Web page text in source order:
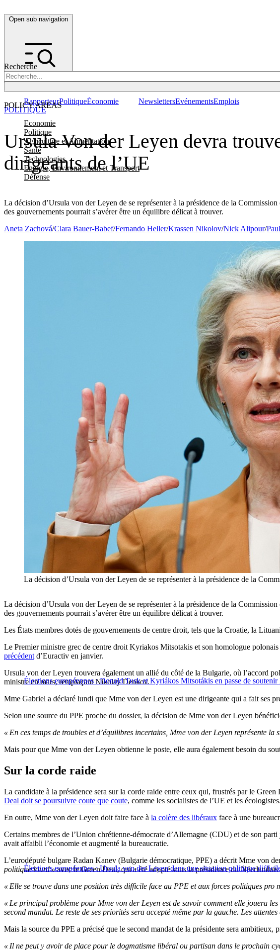
Open sub navigation
Recherche
POLICY AREAS
Economie
Politique
Agriculture et Alimentation
Santé
Technologies
Energie, Environnement et Transport
Défense
RapporteurPolitiqueÉconomie NewslettersEvénementsEmplois
Ursula Von der Leyen devra
dirigeants de l’UE
La décision d’Ursula von der Leyen de se représenter à la présidence de la
des gouvernements pourrait s’avérer être un équilibre délicat à trouver.
POLITIQUE
Aneta Zachová/Clara Bauer-Babef/Fernando Heller/Krassen Nikolov/Nick Alipour/
La décision d’Ursula von der Leyen de se représenter à la présidence de la
La décision d’Ursula von der Leyen de se représenter à la présidence de la
des gouvernements pourrait s’avérer être un équilibre délicat à trouver.
Les États membres dotés de gouvernements de centre droit, tels que la Croatie, la
Le Premier ministre grec de centre droit Kyriakos Mitsotakis et son homologue
précédent d’Euractiv en janvier.
Élections européennes : Donald Tusk et Kyriákos Mitsotákis en passe de
Ursula von der Leyen trouvera également un allié du côté de la Bulgarie, où l’accord
ministre en mars, remplaçant Nikolay Denkov.
Mme Gabriel a déclaré lundi que Mme von der Leyen est une dirigeante qui a fait ses
Selon une source du PPE proche du dossier, la décision de Mme von der Leyen
« En ces temps de troubles et d’équilibres incertains, Mme von der Leyen représente la
Mais pour que Mme von der Leyen obtienne le poste, elle aura également besoin du
Sur la corde raide
La candidate à la présidence sera sur la corde raide entre ceux qui, frustrés par le
Deal doit se poursuivre coute que coute, comme les socialistes de l’UE et les écologistes.
En outre, Mme von der Leyen doit faire face à la colère des libéraux face à une
Certains membres de l’Union chrétienne-démocrate d’Allemagne (CDU) et de son
avait affaibli l’économie et augmenté la bureaucratie.
Élections européennes : Ursula von der Leyen dans une situation politique
L’eurodéputé bulgare Radan Kanev (Bulgarie démocratique, PPE) a décrit Mme von
politique lourd »avec le Green Deal, qui a été adopté sous la présidence du
« Elle se trouve dans une position très difficile face au PPE et aux forces politiques pro
« Le principal problème pour Mme von der Leyen est de savoir comment elle jouera
second mandat. Le reste de ses priorités sera accepté même par la gauche. Les
Mais la source du PPE a précisé que le second mandat de la présidente sera ambitieux,
« Il ne peut y avoir de place pour le dogmatisme libéral ou partisan dans le prochain